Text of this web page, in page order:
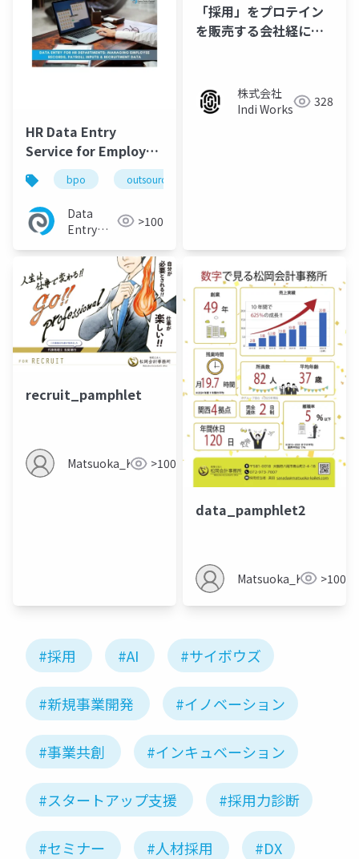
HR Data Entry
Service for Employee
Records, Payroll &
Hiring
bpo outsourcing
Data
Entry
>100
「採用」をプロテイン
を販売する会社経に見
株式会社
Indi Works
328
recruit_pamphlet
Matsuoka_Kaikei>100
data_pamphlet2
Matsuoka_Kaikei>100
#採用 #AI #サイボウズ
#新規事業開発 #イノベーション
#事業共創 #インキュベーション
#スタートアップ支援 #採用力診断
#セミナー #人材採用 #DX